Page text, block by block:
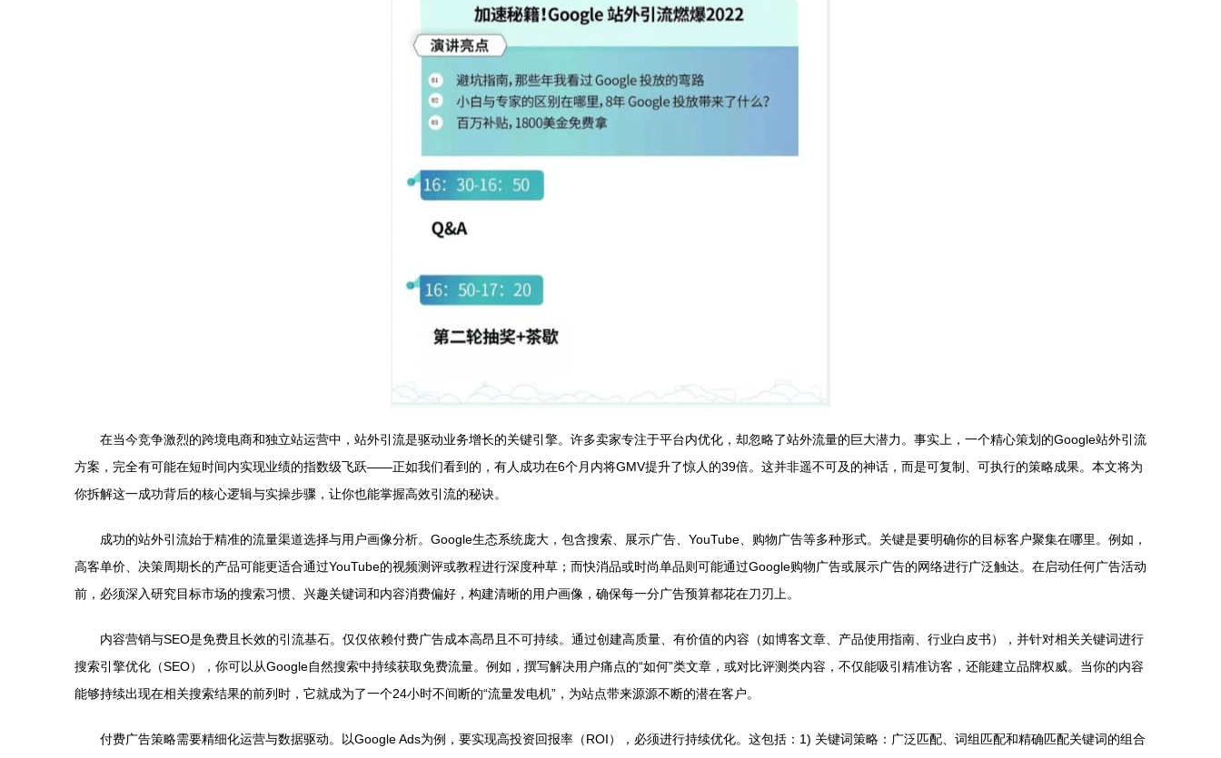
在当今竞争激烈的跨境电商和独立站运营中，站外引流是驱动业务增长的关键引擎。许多卖家专注于平台内优化，却忽略了站外流量的巨大潜力。事实上，一个精心策划的Google站外引流
方案，完全有可能在短时间内实现业绩的指数级飞跃——正如我们看到的，有人成功在6个月内将GMV提升了惊人的39倍。这并非遥不可及的神话，而是可复制、可执行的策略成果。本文将为
你拆解这一成功背后的核心逻辑与实操步骤，让你也能掌握高效引流的秘诀。
成功的站外引流始于精准的流量渠道选择与用户画像分析。Google生态系统庞大，包含搜索、展示广告、YouTube、购物广告等多种形式。关键是要明确你的目标客户聚集在哪里。例如，
高客单价、决策周期长的产品可能更适合通过YouTube的视频测评或教程进行深度种草；而快消品或时尚单品则可能通过Google购物广告或展示广告的网络进行广泛触达。在启动任何广告活动
前，必须深入研究目标市场的搜索习惯、兴趣关键词和内容消费偏好，构建清晰的用户画像，确保每一分广告预算都花在刀刃上。
内容营销与SEO是免费且长效的引流基石。仅仅依赖付费广告成本高昂且不可持续。通过创建高质量、有价值的内容（如博客文章、产品使用指南、行业白皮书），并针对相关关键词进行
搜索引擎优化（SEO），你可以从Google自然搜索中持续获取免费流量。例如，撰写解决用户痛点的“如何”类文章，或对比评测类内容，不仅能吸引精准访客，还能建立品牌权威。当你的内容
能够持续出现在相关搜索结果的前列时，它就成为了一个24小时不间断的“流量发电机”，为站点带来源源不断的潜在客户。
付费广告策略需要精细化运营与数据驱动。以Google Ads为例，要实现高投资回报率（ROI），必须进行持续优化。这包括：1) 关键词策略：广泛匹配、词组匹配和精确匹配关键词的组合